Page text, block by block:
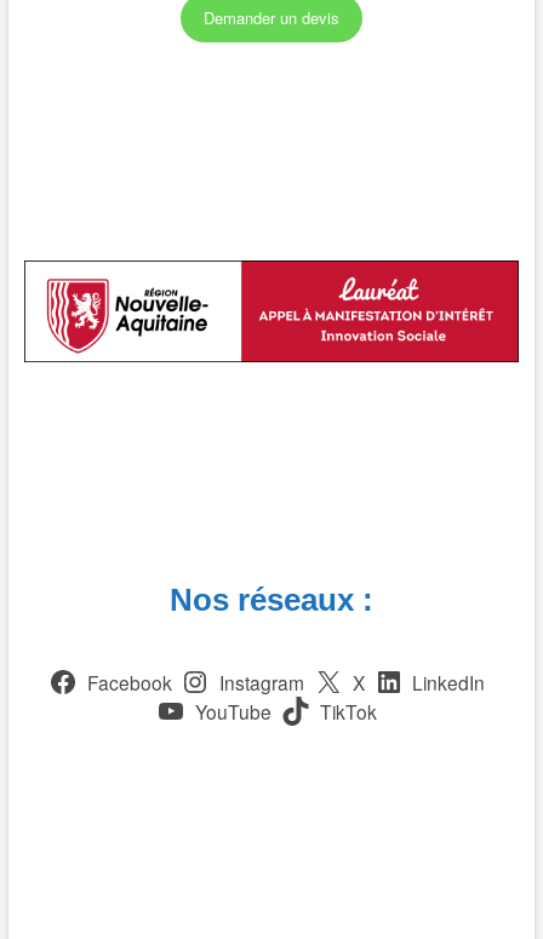
Demander un devis
Nos réseaux :
Facebook Instagram X
LinkedIn
YouTube
TikTok